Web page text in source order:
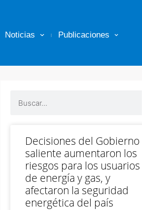
Noticias Publicaciones
Decisiones del Gobierno
saliente aumentaron los
riesgos para los usuarios
de energía y gas, y
afectaron la seguridad
energética del país